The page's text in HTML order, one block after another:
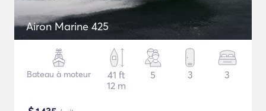
Airon Marine 425
Bateau à moteur
41 ft
12 m
5 3 3